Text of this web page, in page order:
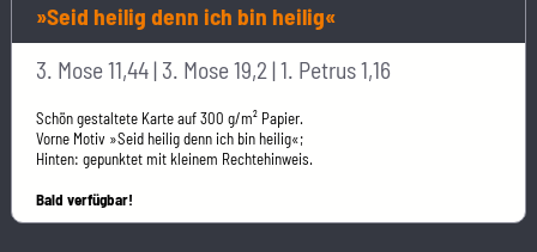
»Seid heilig denn ich bin heilig«
3. Mose 11,44 | 3. Mose 19,2 | 1. Petrus 1,16
Schön gestaltete Karte auf 300 g/m² Papier.
Vorne Motiv »Seid heilig denn ich bin heilig«;
Hinten: gepunktet mit kleinem Rechtehinweis.
Bald verfügbar!